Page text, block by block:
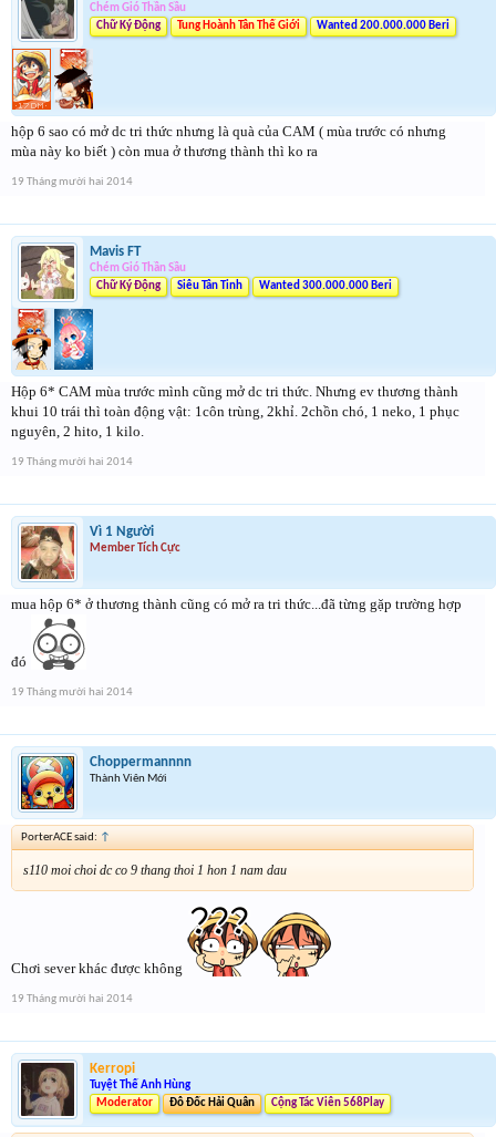
Chém Gió Thần Sầu
Chữ Ký Động
Tung Hoành Tân Thế Giới Wanted 200.000.000 Beri
hộp 6 sao có mở dc tri thức nhưng là quà của CAM ( mùa trước có nhưng
mùa này ko biết ) còn mua ở thương thành thì ko ra
19 Tháng mười hai 2014
Mavis FT
Chém Gió Thần Sầu
Chữ Ký Động
Siêu Tân Tinh Wanted 300.000.000 Beri
Hộp 6* CAM mùa trước mình cũng mở dc tri thức. Nhưng ev thương thành
khui 10 trái thì toàn động vật: 1côn trùng, 2khỉ. 2chồn chó, 1 neko, 1 phục
nguyên, 2 hito, 1 kilo.
19 Tháng mười hai 2014
Vì 1 Người
Member Tích Cực
mua hộp 6* ở thương thành cũng có mở ra tri thức...đã từng gặp trường hợp
đó
19 Tháng mười hai 2014
Choppermannnn
Thành Viên Mới
PorterACE said: ↑
s110 moi choi dc co 9 thang thoi 1 hon 1 nam dau
Chơi sever khác được không
19 Tháng mười hai 2014
Kerropi
Tuyệt Thế Anh Hùng
Moderator
Đô Đốc Hải Quân Cộng Tác Viên 568Play